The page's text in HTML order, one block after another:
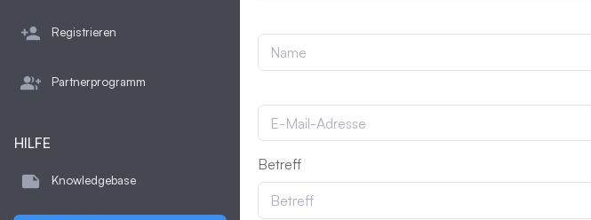
person_add Registrieren
group_add Partnerprogramm
HILFE
note Knowledgebase
Betreff